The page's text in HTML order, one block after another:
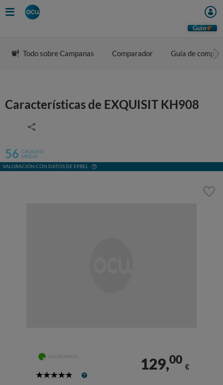
Guio
Todo sobre Campanas Comparador Guía de compra
Características de EXQUISIT KH908
56 CALIDAD
MEDIA
VALORACIÓN CON DATOS DE EPREL
5
129,00
€